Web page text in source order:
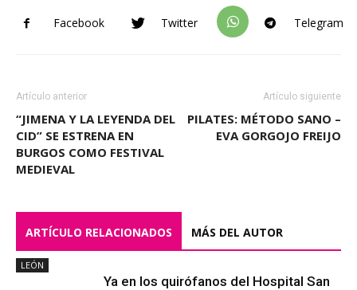
Facebook Twitter Telegram
Artículo anterior
“JIMENA Y LA LEYENDA DEL
CID” SE ESTRENA EN
BURGOS COMO FESTIVAL
MEDIEVAL
Artículo siguiente
PILATES: MÉTODO SANO –
EVA GORGOJO FREIJO
ARTÍCULO RELACIONADOS MÁS DEL AUTOR
LEÓN
Ya en los quirófanos del Hospital San